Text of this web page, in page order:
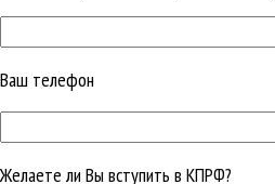
Ваш телефон
Желаете ли Вы вступить в КПРФ?